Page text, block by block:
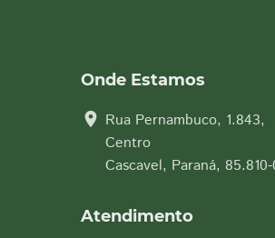
Onde Estamos
location_on Rua Pernambuco, 1.843,
Centro
Cascavel, Paraná, 85.810-
Atendimento